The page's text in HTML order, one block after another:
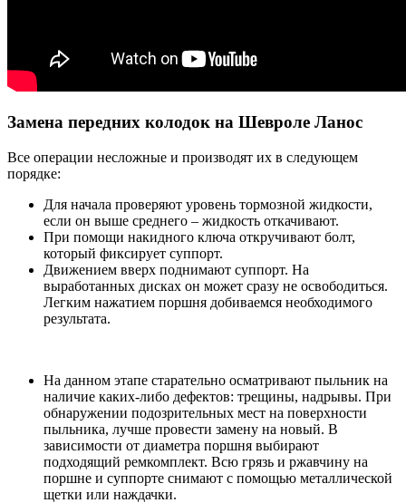
Замена передних колодок на Шевроле Ланос
Все операции несложные и производят их в следующем
порядке:
Для начала проверяют уровень тормозной жидкости,
если он выше среднего – жидкость откачивают.
При помощи накидного ключа откручивают болт,
который фиксирует суппорт.
Движением вверх поднимают суппорт. На
выработанных дисках он может сразу не освободиться.
Легким нажатием поршня добиваемся необходимого
результата.
На данном этапе старательно осматривают пыльник на
наличие каких-либо дефектов: трещины, надрывы. При
обнаружении подозрительных мест на поверхности
пыльника, лучше провести замену на новый. В
зависимости от диаметра поршня выбирают
подходящий ремкомплект. Всю грязь и ржавчину на
поршне и суппорте снимают с помощью металлической
щетки или наждачки.